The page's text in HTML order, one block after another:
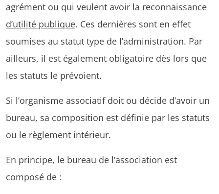
agrément ou qui veulent avoir la reconnaissance
d’utilité publique. Ces dernières sont en effet
soumises au statut type de l’administration. Par
ailleurs, il est également obligatoire dès lors que
les statuts le prévoient.
Si l’organisme associatif doit ou décide d’avoir un
bureau, sa composition est définie par les statuts
ou le règlement intérieur.
En principe, le bureau de l’association est
composé de :